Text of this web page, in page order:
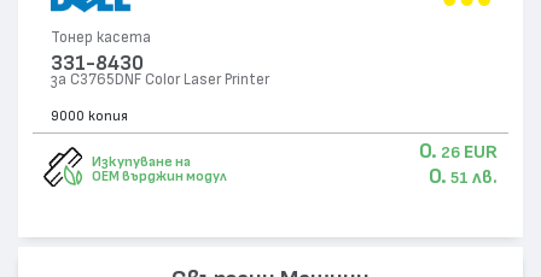
Тонер касета
331-8430
за C3765DNF Color Laser Printer
9000 копия
Изкупуване на
OEM върджин модул
0. 26 EUR
0. 51 лв.